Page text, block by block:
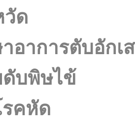
วัด
อาการตับอักเ
บพิษไข้
คหัด